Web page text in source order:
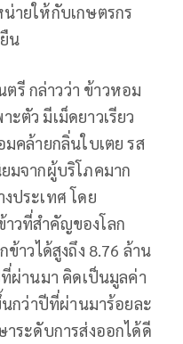
ายให้กับเกษตรกร
น
รี กล่าวว่า ข้าวหอม
ตัว มีเม็ดยาวเรียว
คล้ายกลิ่นใบเตย รส
มจากผู้บริโภคมาก
ประเทศ โดย
วที่สำคัญของโลก
าวได้สูงถึง 8.76 ล้าน
ผ่านมา คิดเป็นมูลค่า
กว่าปีที่ผ่านมาร้อยละ
ระดับการส่งออกได้ดี